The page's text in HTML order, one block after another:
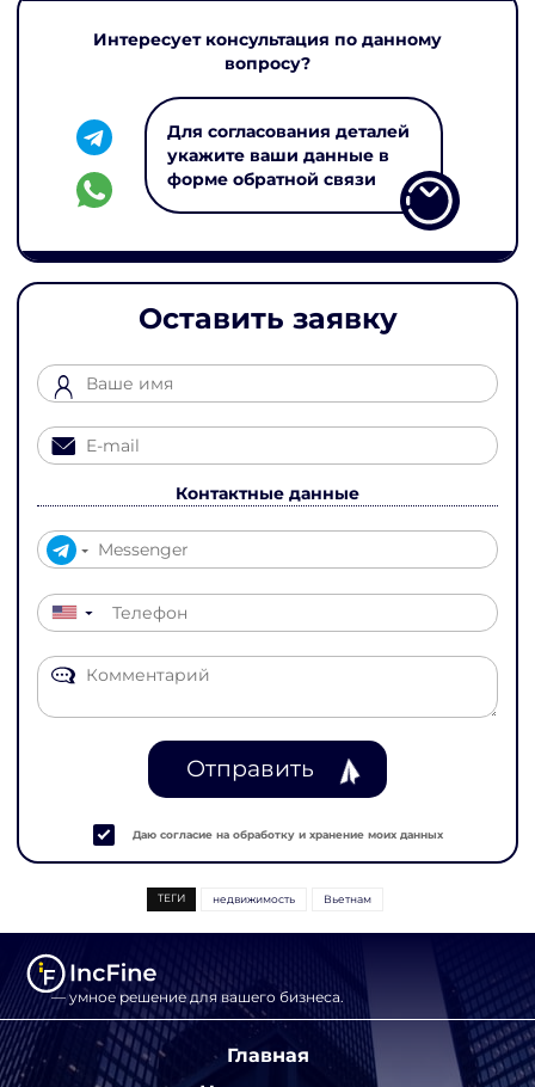
Интересует консультация по данному
вопросу?
Для согласования деталей
укажите ваши данные в
форме обратной связи
Оставить заявку
Контактные данные
▼
Отправить
Даю согласие на обработку и хранение моих данных
ТЕГИ недвижимость Вьетнам
— умное решение для вашего бизнеса.
Главная